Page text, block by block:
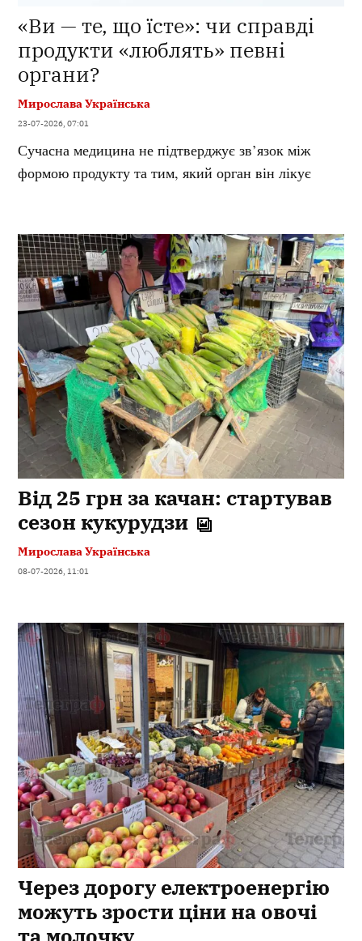
«Ви — те, що їсте»: чи справді
продукти «люблять» певні
органи?
Мирослава Українська
23-07-2026, 07:01
Сучасна медицина не підтверджує зв’язок між
формою продукту та тим, який орган він лікує
Від 25 грн за качан: стартував
сезон кукурудзи
Мирослава Українська
08-07-2026, 11:01
Через дорогу електроенергію
можуть зрости ціни на овочі
та молочку